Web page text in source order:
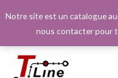
Notre site est un catalogue
nous contacter pour
au